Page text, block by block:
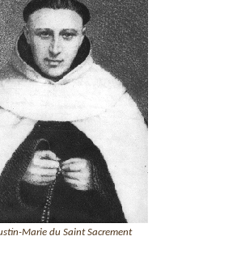
Marie du Saint Sacrement